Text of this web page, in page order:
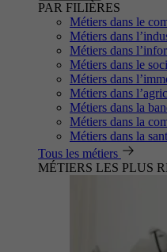
PAR FILIÈRES
Métiers dans le
Métiers dans
Métiers dans
Métiers dans le
Métiers dans
Métiers dans
Métiers dans la
Métiers dans la
Métiers dans la
Tous les métiers
MÉTIERS LES PLUS